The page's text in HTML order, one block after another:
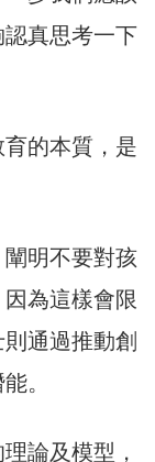
真思考一下
的本質，是
明不要對孩
為這樣會限
通過推動創
。
論及模型，